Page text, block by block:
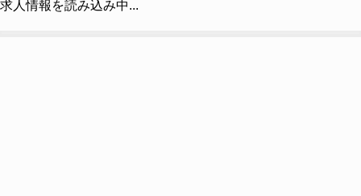
求人情報を読み込み中...